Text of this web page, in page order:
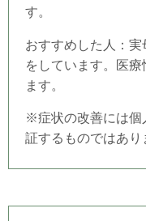
す。
おすすめした人：
をしています。医療
ます。
※症状の改善には個
証するものではあり